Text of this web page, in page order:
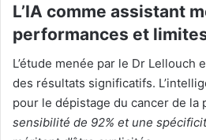
L’IA comme assistant
performances et
L’étude menée par le Dr Lellouch
des résultats significatifs.
pour le dépistage du cancer de la
sensibilité de 92% et une